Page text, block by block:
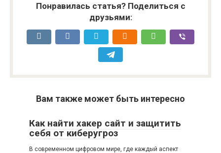
Понравилась статья? Поделиться с
друзьями:
Вам также может быть интересно
Как найти хакер сайт и защитить
себя от киберугроз
В современном цифровом мире, где каждый аспект